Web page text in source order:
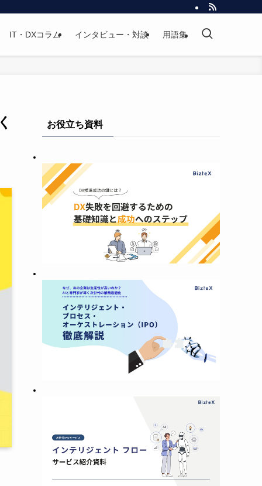
IT・DXコラム インタビュー・対談 用語集
お役立ち資料